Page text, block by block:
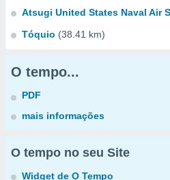
Atsugi United States Naval Air
Tóquio (38.41 km)
O tempo...
PDF
mais informações
O tempo no seu Site
Widget de O Tempo